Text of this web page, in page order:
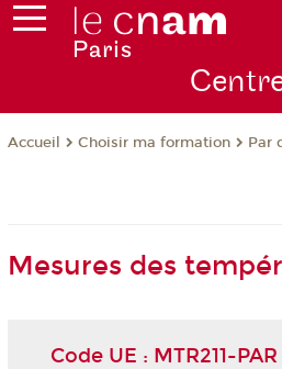
Accueil Choisir ma formation Par
Mesures des
Code UE : MTR211-PAR